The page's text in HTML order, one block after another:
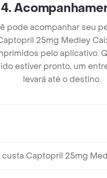
4.
pode acompanhar seu
25mg Medley
pelo aplicativo.
estiver pronto, um
levará até o destino.
custa Captopril 25mg